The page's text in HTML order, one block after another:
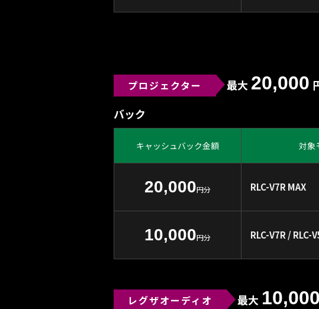
プロジェクター 最大 20,000
バック
キャッシュバック金額 対象
20,000円分 RLC-V7R MAX
10,000円分 RLC-V7R / RLC-
レグザオーディオ 最大 10,000